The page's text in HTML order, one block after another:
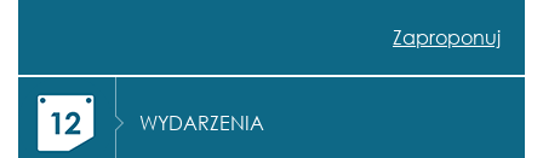
Zaproponuj
WYDARZENIA